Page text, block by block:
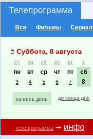
Телепрограмма
Все Фильмы
Суббота, 8 августа
27 28 29 30 31 1
пн вт ср чт пт сб
3 4 5 6 7 8
на весь день до конца дня
телепрограмма инфо